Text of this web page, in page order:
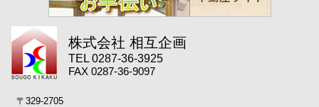
株式会社 相互企画
TEL 0287-36-3925
FAX 0287-36-9097
〒329-2705